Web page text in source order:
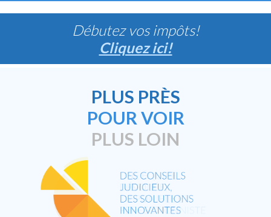
Débutez vos impôts!
Cliquez ici!
PLUS PRÈS
POUR VOIR
PLUS LOIN